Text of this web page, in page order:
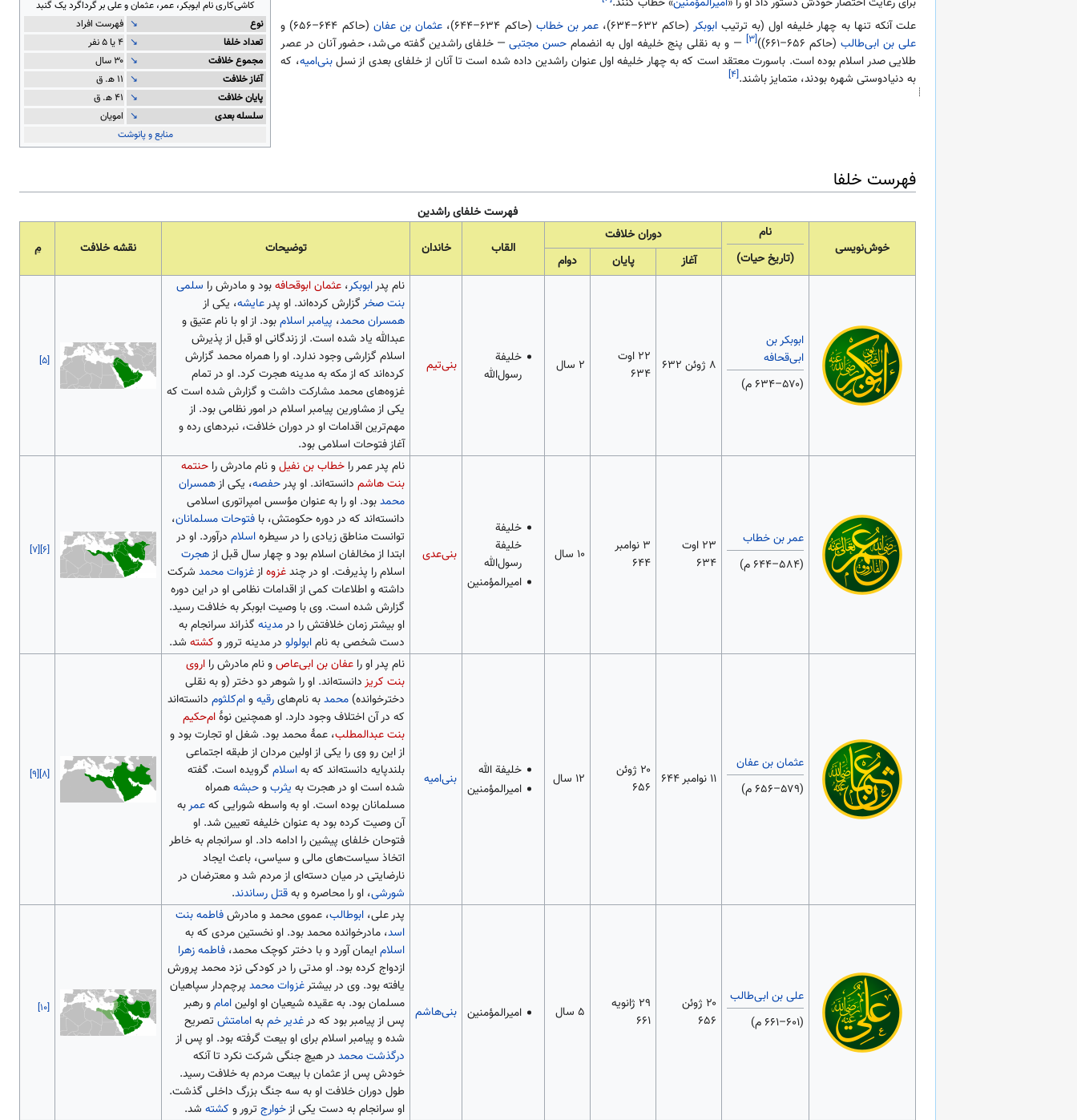
کاشی‌کاری نام ابوبکر، عمر، عثمان و علی بر گرداگرد یک گنبد
نوع
↘ فهرست افراد
تعداد خلفا
↘ ۴ یا ۵ نفر
مجموع خلافت
↘ ۳۰ سال
آغاز خلافت
↘ ۱۱ ه‍. ق
پایان خلافت
↘ ۴۱ ه‍. ق
سلسله بعدی
↘ امویان
منابع و پانوشت
علت آنکه تنها به چهار خلیفه اول (به ترتیبابوبکر (حاکم ۶۳۲–۶۳۴)، عمر بن خطاب (حاکم ۶۳۴–۶۴۴)، عثمان بن عفان (حاکم ۶۴۴–۶۵۶) و
علی بن ابی‌طالب(حاکم ۶۵۶–۶۶۱)) [۳] — و به نقلی پنج خلیفه اول به انضمام حسن مجتبی— خلفای راشدین گفته می‌شد، حضور آنان در عصر
طلایی صدر اسلام بوده است. باسورت معتقد است که به چهار خلیفه اول عنوان راشدین داده شده است تا آنان از خلفای بعدی از نسلبنی‌امیه، که
به دنیادوستی شهره بودند، متمایز باشند.[۴]
فهرست خلفا
فهرست خلفای راشدین
خوش‌نویسی
نام
(تاریخ حیات)
دوران خلافت
القاب خاندان توضیحات نقشه خلافت م
آغاز پایان دوام
ابوبکر بن
ابی‌قحافه
(۵۷۰–۶۳۴ م)
۸ ژوئن ۶۳۲
۲۲ اوت
۶۳۴
۲ سال
خلیفة
رسول‌الله
بنی‌تیم
نام پدرابوبکر، عثمان ابوقحافهبود و مادرش را سلمی
بنت صخرگزارش کرده‌اند. او پدرعایشه، یکی از
همسران محمد، پیامبر اسلامبود. از او با نام عتیق و
عبدالله یاد شده است. از زندگانی او قبل از پذیرش
اسلام گزارشی وجود ندارد. او را همراه محمد گزارش
کرده‌اند که از مکه به مدینه هجرت کرد. او در تمام
غزوه‌های محمد مشارکت داشت و گزارش شده است که
یکی از مشاورین پیامبر اسلام در امور نظامی بود. از
مهم‌ترین اقدامات او در دوران خلافت، نبردهای رده و
آغاز فتوحات اسلامی بود.
[۵]
عمر بن خطاب
(۵۸۴–۶۴۴ م)
۲۳ اوت
۶۳۴
۳ نوامبر
۶۴۴
۱۰ سال
خلیفة
خلیفة
رسول‌الله
امیرالمؤمنین
بنی‌عدی
نام پدر عمر را خطاب بن نفیلو نام مادرش را حنتمه
بنت هاشمدانسته‌اند. او پدرحفصه، یکی ازهمسران
محمدبود. او را به عنوان مؤسس امپراتوری اسلامی
دانسته‌اند که در دوره حکومتش، با فتوحات مسلمانان،
توانست مناطق زیادی را در سیطرهاسلامدرآورد. او در
ابتدا از مخالفان اسلام بود و چهار سال قبل ازهجرت
اسلام را پذیرفت. او در چندغزوهازغزوات محمدشرکت
داشته و اطلاعات کمی از اقدامات نظامی او در این دوره
گزارش شده است. وی با وصیت ابوبکر به خلافت رسید.
او بیشتر زمان خلافتش را درمدینهگذراند سرانجام به
دست شخصی به نامابولولودر مدینه ترور و کشتهشد.
[۶] [۷]
عثمان بن عفان
(۵۷۹–۶۵۶ م)
۱۱ نوامبر ۶۴۴
۲۰ ژوئن
۶۵۶
۱۲ سال
خلیفة الله
امیرالمؤمنین
بنی‌امیه
نام پدر او را عفان بن ابی‌عاصو نام مادرش را اروی
بنت کریزدانسته‌اند. او را شوهر دو دختر (و به نقلی
دخترخوانده) محمدبه نام‌هایرقیهوام‌کلثومدانسته‌اند
که در آن اختلاف وجود دارد. او همچنین نوهٔام‌حکیم
بنت عبدالمطلب، عمهٔ محمد بود. شغل او تجارت بود و
از این رو وی را یکی از اولین مردان از طبقه اجتماعی
بلندپایه دانسته‌اند که بهاسلامگرویده است. گفته
شده است او در هجرت به یثربوحبشههمراه
مسلمانان بوده است. او به واسطه شورایی کهعمربه
آن وصیت کرده بود به عنوان خلیفه تعیین شد. او
فتوحان خلفای پیشین را ادامه داد. او سرانجام به خاطر
اتخاذ سیاست‌های مالی و سیاسی، باعث ایجاد
نارضایتی در میان دسته‌ای از مردم شد و معترضان در
شورشی، او را محاصره و بهقتل رساندند.
[۸] [۹]
علی بن ابی‌طالب
(۶۰۱–۶۶۱ م)
۲۰ ژوئن
۶۵۶
۲۹ ژانویه
۶۶۱
۵ سال امیرالمؤمنین بنی‌هاشم
پدر علی، ابوطالب، عموی محمد و مادرشفاطمه بنت
اسد، مادرخوانده محمد بود. او نخستین مردی که به
اسلامایمان آورد و با دختر کوچک محمد، فاطمه زهرا
ازدواج کرده بود. او مدتی را در کودکی نزد محمد پرورش
یافته بود. وی در بیشترغزوات محمدپرچم‌دار سپاهیان
مسلمان بود. به عقیده شیعیان او اولینامامو رهبر
پس از پیامبر بود که درغدیر خمبهامامتشتصریح
شده و پیامبر اسلام برای او بیعت گرفته بود. او پس از
درگذشت محمددر هیچ جنگی شرکت نکرد تا آنکه
خودش پس از عثمان با بیعت مردم به خلافت رسید.
طول دوران خلافت او به سه جنگ بزرگ داخلی گذشت.
او سرانجام به دست یکی ازخوارجترور و کشتهشد.
[۱۰]